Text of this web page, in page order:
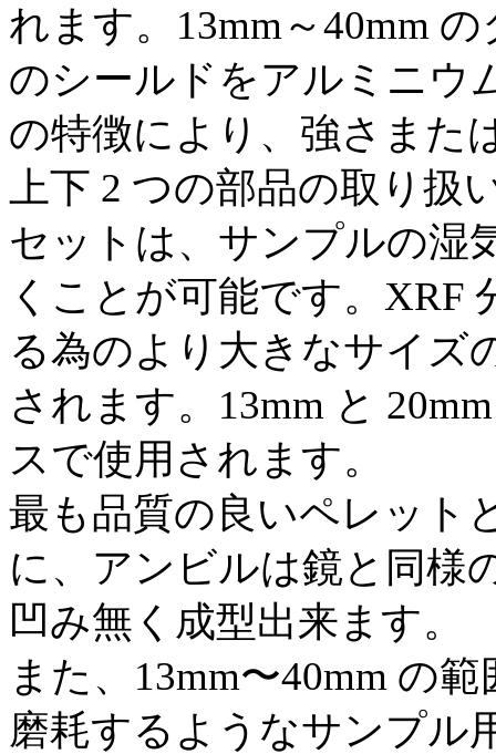
れます。13mm～40mm
のシールドをアルミニウ
の特徴により、強さまた
上下 2 つの部品の取り
セットは、サンプルの湿
くことが可能です。XRF
る為のより大きなサイズ
されます。13mm と
スで使用されます。
最も品質の良いペレット
に、アンビルは鏡と同様
凹み無く成型出来ます。
また、13mm〜40mm の
磨耗するようなサンプル